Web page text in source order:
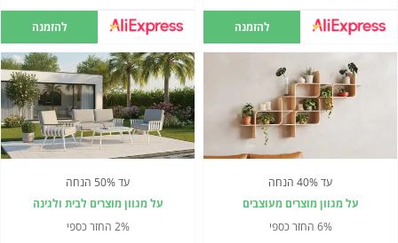
להזמנה להזמנה
עד 40% הנחה
על מגוון מוצרים מעוצבים
6% החזר כספי
עד 50% הנחה
על מגוון מוצרים לבית ולגינה
2% החזר כספי